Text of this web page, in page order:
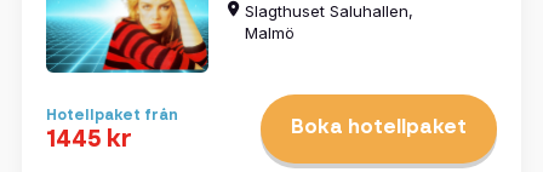
Slagthuset Saluhallen,
Malmö
Hotellpaket från
1445 kr Boka hotellpaket